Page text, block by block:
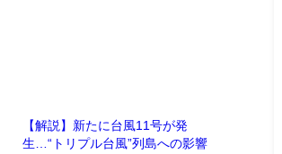
【解説】新たに台風11号が発
生…“トリプル台風”列島への影響